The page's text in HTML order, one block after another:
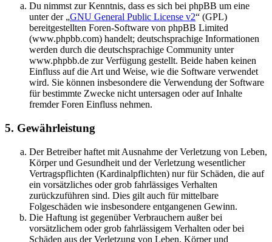
Du nimmst zur Kenntnis, dass es sich bei phpBB um eine
unter der „GNU General Public License v2“ (GPL)
bereitgestellten Foren-Software von phpBB Limited
(www.phpbb.com) handelt; deutschsprachige Informationen
werden durch die deutschsprachige Community unter
www.phpbb.de zur Verfügung gestellt. Beide haben keinen
Einfluss auf die Art und Weise, wie die Software verwendet
wird. Sie können insbesondere die Verwendung der Software
für bestimmte Zwecke nicht untersagen oder auf Inhalte
fremder Foren Einfluss nehmen.
5. Gewährleistung
Der Betreiber haftet mit Ausnahme der Verletzung von Leben,
Körper und Gesundheit und der Verletzung wesentlicher
Vertragspflichten (Kardinalpflichten) nur für Schäden, die auf
ein vorsätzliches oder grob fahrlässiges Verhalten
zurückzuführen sind. Dies gilt auch für mittelbare
Folgeschäden wie insbesondere entgangenen Gewinn.
Die Haftung ist gegenüber Verbrauchern außer bei
vorsätzlichem oder grob fahrlässigem Verhalten oder bei
Schäden aus der Verletzung von Leben, Körper und